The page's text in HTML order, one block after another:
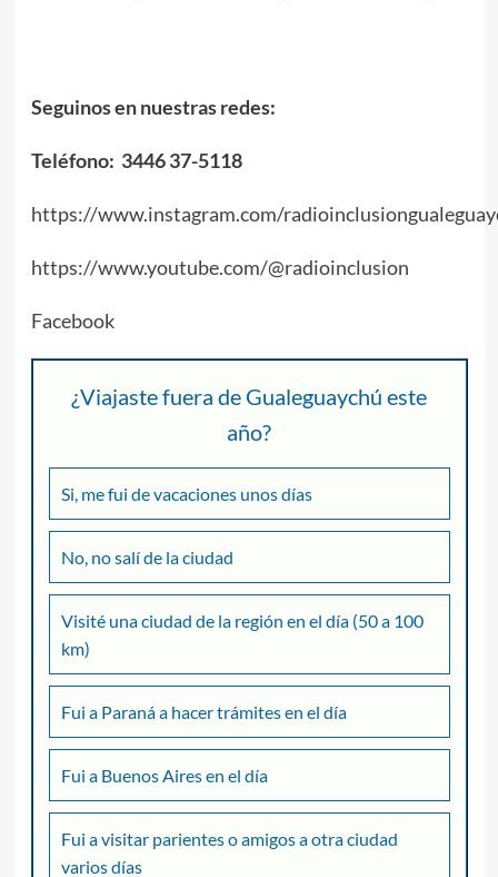
Seguinos en nuestras redes:
Teléfono: 3446 37-5118
https://www.instagram.com/
https://www.youtube.com/@radioinclusion
Facebook
¿Viajaste fuera de Gualeguaychú este
año?
Si, me fui de vacaciones unos días
No, no salí de la ciudad
Visité una ciudad de la región en el día (50 a 100
km)
Fui a Paraná a hacer trámites en el día
Fui a Buenos Aires en el día
Fui a visitar parientes o amigos a otra ciudad
varios días